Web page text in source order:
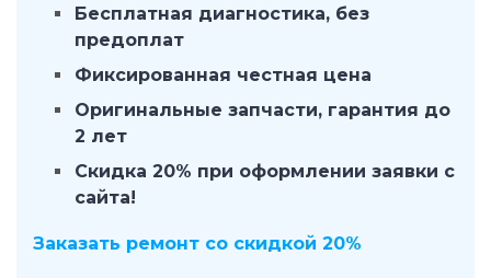
Бесплатная диагностика, без
предоплат
Фиксированная честная цена
Оригинальные запчасти, гарантия до
2 лет
Скидка 20% при оформлении заявки с
сайта!
Заказать ремонт со скидкой 20%